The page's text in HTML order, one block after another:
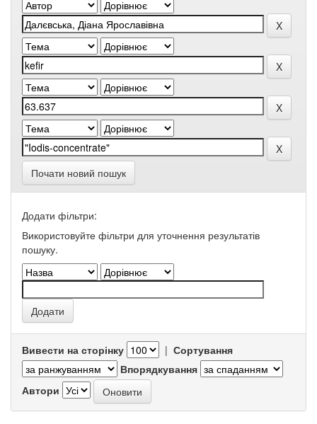
Почати новий пошук
Додати фільтри:
Використовуйте фільтри для уточнення результатів
пошуку.
Вивести на сторінку | Сортування
Впорядкування
Автори